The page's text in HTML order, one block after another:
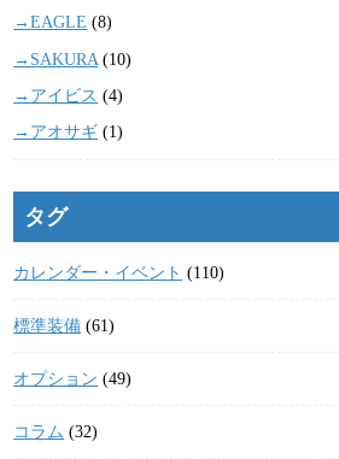
→EAGLE (8)
→SAKURA (10)
→アイビス (4)
→アオサギ (1)
タグ
カレンダー・イベント (110)
標準装備 (61)
オプション (49)
コラム (32)